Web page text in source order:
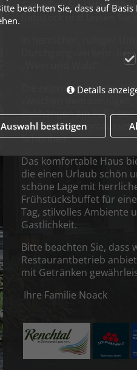
Genießen Sie
Rebstock und lassen Sie
Durchgangsverkehr,
Die reizvolle Lage des
zwischen dem
Rebhängen am Fuße
wunderbare
Schönheit.
Das komfortable Haus
die einen Urlaub schön
schöne Lage mit
Frühstücksbuffet für
Tag, stilvolles Ambiente
Gastlichkeit.
Bitte beachten Sie, dass
Restaurantbetrieb
mit Getränken
Ihre Familie Noack
beachten Sie, dass auf
Details
Auswahl bestätigen